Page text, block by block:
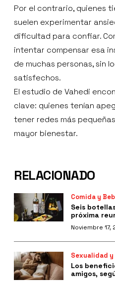
Por el contrario, quienes
suelen experimentar
dificultad para confiar.
intentar compensar esa
de muchas personas, sin
satisfechos.
El estudio de Vahedi
clave: quienes tenían
tener redes más
mayor bienestar.
RELACIONADO
Comida y
Seis
próxima
Noviembre 17,
Sexualidad y
Los
amigos,